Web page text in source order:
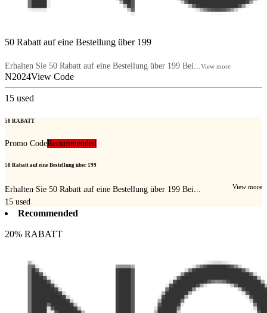
50 Rabatt auf eine Bestellung über 199
Erhalten Sie 50 Rabatt auf eine Bestellung über 199 Bei...View more
N2024View Code
15 used
50 RABATT
Promo CodeRecommended
50 Rabatt auf eine Bestellung über 199
Erhalten Sie 50 Rabatt auf eine Bestellung über 199 Bei... View more
15 used
Recommended
20% RABATT